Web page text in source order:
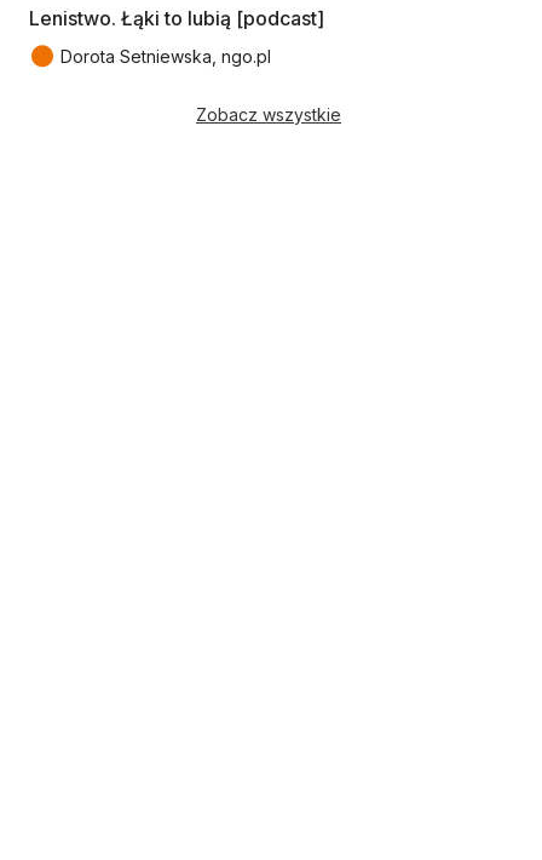
Lenistwo. Łąki to lubią [podcast]
● Dorota Setniewska, ngo.pl
Zobacz wszystkie